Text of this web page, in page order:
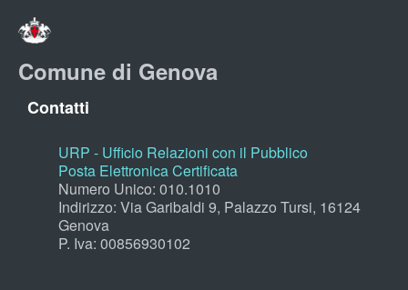
Comune di Genova
Contatti
URP - Ufficio Relazioni con il Pubblico
Posta Elettronica Certificata
Numero Unico: 010.1010
Indirizzo: Via Garibaldi 9, Palazzo Tursi, 16124
Genova
P. Iva: 00856930102